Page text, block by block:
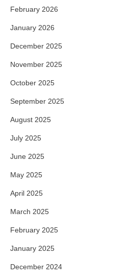
February 2026
January 2026
December 2025
November 2025
October 2025
September 2025
August 2025
July 2025
June 2025
May 2025
April 2025
March 2025
February 2025
January 2025
December 2024